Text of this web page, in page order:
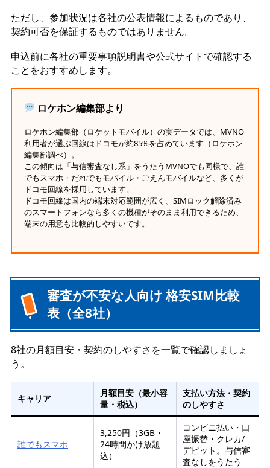
ただし、参加状況は各社の公表情報によるものであり、
契約可否を保証するものではありません。
申込前に各社の重要事項説明書や公式サイトで確認する
ことをおすすめします。
ロケホン編集部より
ロケホン編集部（ロケットモバイル）の実データでは、MVNO
利用者が選ぶ回線はドコモが約85%を占めています（ロケホン
編集部調べ）。
この傾向は「与信審査なし系」をうたうMVNOでも同様で、誰
でもスマホ・だれでもモバイル・ごえんモバイルなど、多くが
ドコモ回線を採用しています。
ドコモ回線は国内の端末対応範囲が広く、SIMロック解除済み
のスマートフォンなら多くの機種がそのまま利用できるため、
端末の用意も比較的しやすいです。
審査が不安な人向け 格安SIM比較
表（全8社）
8社の月額目安・契約のしやすさを一覧で確認しましょ
う。
キャリア
月額目安（最小容
量・税込）
支払い方法・契約
のしやすさ
誰でもスマホ
3,250円（3GB・
24時間かけ放題
込）
コンビニ払い・口
座振替・クレカ/
デビット。与信審
査なしをうたう